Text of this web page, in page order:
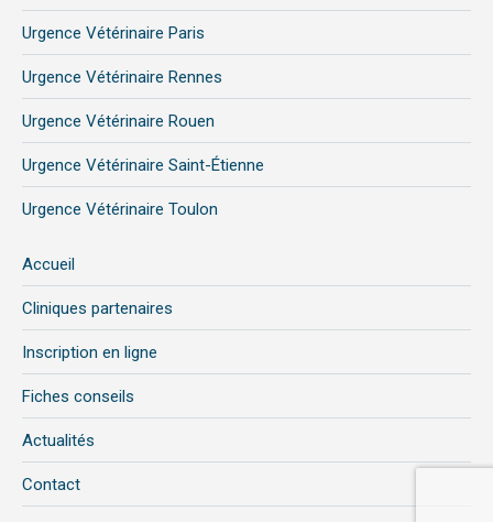
Urgence Vétérinaire Paris
Urgence Vétérinaire Rennes
Urgence Vétérinaire Rouen
Urgence Vétérinaire Saint-Étienne
Urgence Vétérinaire Toulon
Accueil
Cliniques partenaires
Inscription en ligne
Fiches conseils
Actualités
Contact